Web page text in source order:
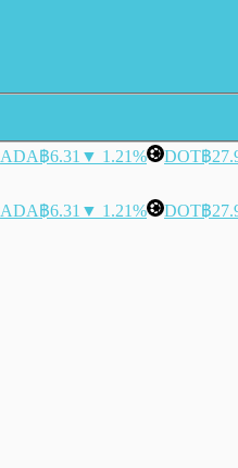
ADA฿6.31 ▼ 1.21% DOT฿
ADA฿6.31 ▼ 1.21% DOT฿